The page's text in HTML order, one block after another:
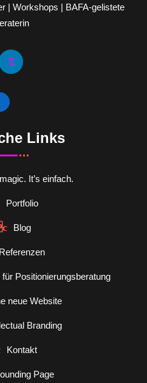
| Workshops | BAFA-gelistete
Links
It’s einfach.
Portfolio
Blog
Referenzen
Positionierungsberatung
neue Website
Branding
Kontakt
Page